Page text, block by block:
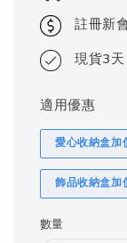
註冊新
現貨3
適用優惠
愛心收納盒加
飾品收納盒加
數量